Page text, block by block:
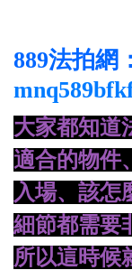
889法拍網：
大家都知道
適合的物件
入場、 該怎
細節都需要
所以這時候